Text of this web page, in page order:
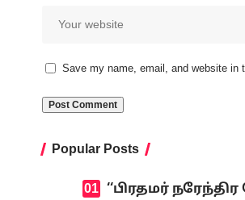
Save my name, email, and website in
Popular Posts
‘‘பிரதமர்